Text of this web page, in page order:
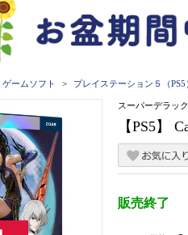
ームソフト プレイステーション５（PS5
スーパーデラッ
【PS5】
販売終了